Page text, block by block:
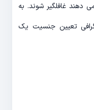
غافلگیر شوند. به
تعیین جنسیت یک